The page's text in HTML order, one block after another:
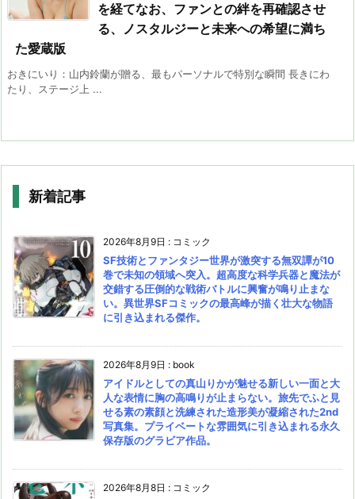
を経てなお、ファンとの絆を再確認させ
る、ノスタルジーと未来への希望に満ち
た愛蔵版
おきにいり：山内鈴蘭が贈る、最もパーソナルで特別な瞬間 長きにわ
たり、ステージ上 ...
新着記事
2026年8月9日 : コミック
SF技術とファンタジー世界が激突する無双譚が10
巻で未知の領域へ突入。超高度な科学兵器と魔法が
交錯する圧倒的な戦術バトルに興奮が鳴り止まな
い。異世界SFコミックの最高峰が描く壮大な物語
に引き込まれる傑作。
2026年8月9日 : book
アイドルとしての真山りかが魅せる新しい一面と大
人な表情に胸の高鳴りが止まらない。旅先でふと見
せる素の素顔と洗練された造形美が凝縮された2nd
写真集。プライベートな雰囲気に引き込まれる永久
保存版のグラビア作品。
2026年8月8日 : コミック